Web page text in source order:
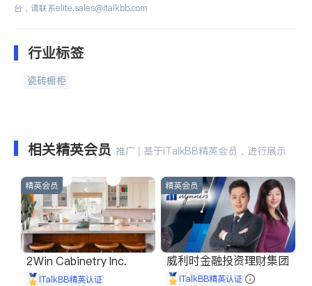
台，请联系elite.sales@italkbb.com
行业标签
瓷砖橱柜
相关精英会员 推广 | 基于iTalkBB精英会员，进行展示
精英会员
2Win Cabinetry Inc.
iTalkBB精英认证
精英会员
威利时金融投资理财集团
iTalkBB精英认证